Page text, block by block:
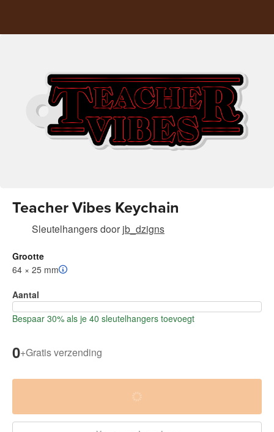
Teacher Vibes Keychain
Sleutelhangersdoor jb_dzigns
Grootte
64 × 25 mm
Aantal
Bespaar 30% als je 40 sleutelhangers toevoegt
0+Gratis verzending